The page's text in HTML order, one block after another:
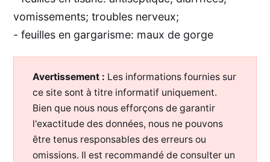
vomissements; troubles nerveux;
- feuilles en gargarisme: maux de gorge
Avertissement : Les informations fournies sur
ce site sont à titre informatif uniquement.
Bien que nous nous efforçons de garantir
l'exactitude des données, nous ne pouvons
être tenus responsables des erreurs ou
omissions. Il est recommandé de consulter un